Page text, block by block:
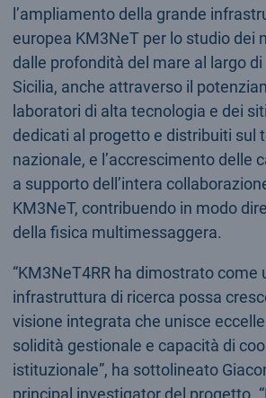
l’ampliamento della grande
europea KM3NeT per lo studio dei
dalle profondità del mare al largo di
Sicilia, anche attraverso il
laboratori di alta tecnologia e dei
dedicati al progetto e distribuiti sul
nazionale, e l’accrescimento delle
a supporto dell’intera
KM3NeT, contribuendo in modo
della fisica multimessaggera.
“KM3NeT4RR ha dimostrato come
infrastruttura di ricerca possa
visione integrata che unisce
solidità gestionale e capacità di
istituzionale”, ha sottolineato
principal investigator del progetto.